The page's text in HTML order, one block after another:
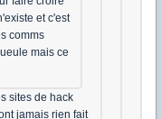
et c'est
comms
mais ce
sites de hack
jamais rien fait